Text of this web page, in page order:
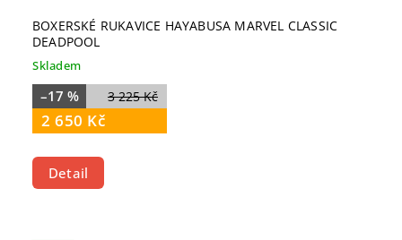
BOXERSKÉ RUKAVICE HAYABUSA MARVEL CLASSIC
DEADPOOL
Skladem
3 225 Kč
–17 %
2 650 Kč
Detail